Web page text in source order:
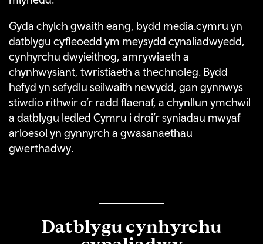
Gyda chylch gwaith eang, bydd media.cymru yn
datblygu cyfleoedd ym meysydd cynaliadwyedd,
cynhyrchu dwyieithog, amrywiaeth a
chynhwysiant, twristiaeth a thechnoleg. Bydd
hefyd yn sefydlu seilwaith newydd, gan gynnwys
stiwdio rithwir o’r radd flaenaf, a chynllun ymchwil
a datblygu ledled Cymru i droi’r syniadau mwyaf
arloesol yn gynnyrch a gwasanaethau
gwerthadwy.
Datblygu cynhyrchu